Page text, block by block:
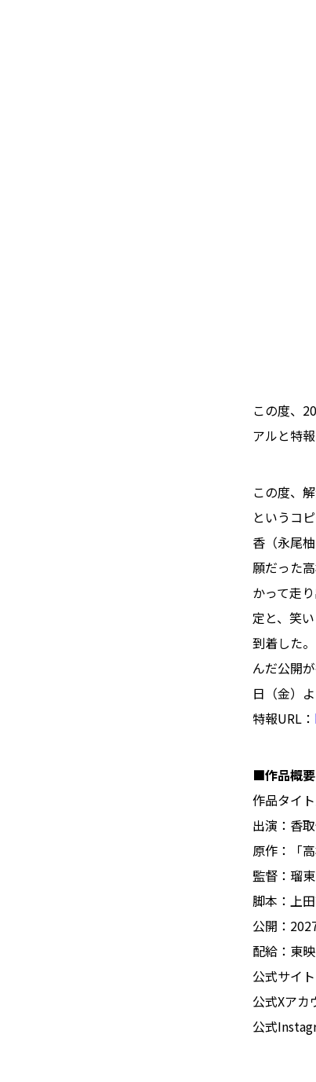
この度、
アルと特
この度、
というコ
香（永尾
願だった
かって走
定と、笑
到着した
んだ公開
日（金）
特報URL：
■作品概要
作品タイ
出演：香
原作：「
監督：瑠
脚本：上
公開：
配給：東映
公式サイト
公式Xアカ
公式